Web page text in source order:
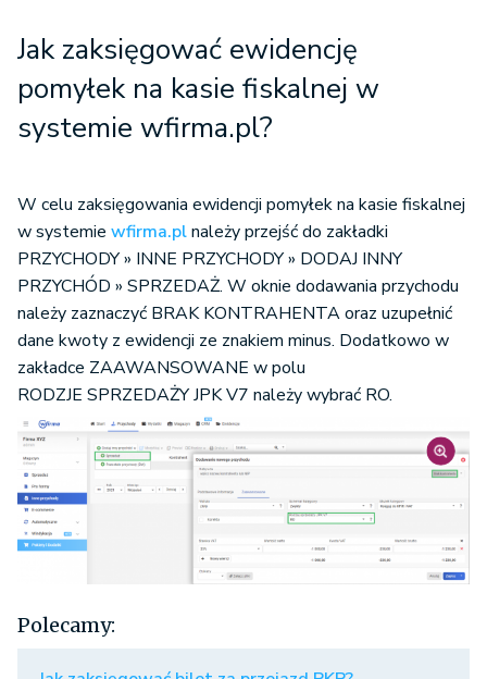
Jak zaksięgować ewidencję
pomyłek na kasie fiskalnej w
systemie wfirma.pl?
W celu zaksięgowania ewidencji pomyłek na kasie fiskalnej
w systemie wfirma.plnależy przejść do zakładki
PRZYCHODY » INNE PRZYCHODY » DODAJ INNY
PRZYCHÓD » SPRZEDAŻ. W oknie dodawania przychodu
należy zaznaczyć BRAK KONTRAHENTA oraz uzupełnić
dane kwoty z ewidencji ze znakiem minus. Dodatkowo w
zakładce ZAAWANSOWANE w polu
RODZJE SPRZEDAŻY JPK V7 należy wybrać RO.
Polecamy: